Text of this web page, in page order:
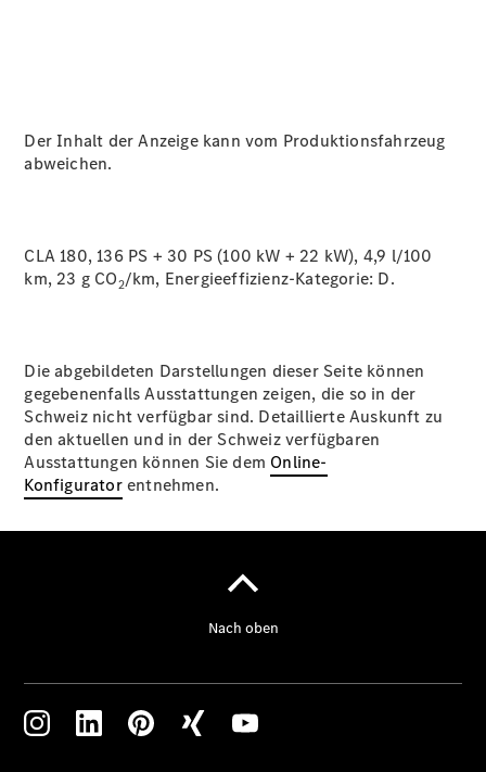
Der Inhalt der Anzeige kann vom Produktionsfahrzeug
abweichen.
CLA 180, 136 PS + 30 PS (100 kW + 22 kW), 4,9 l/100
km, 23 g CO2/km, Energieeffizienz-Kategorie: D.
Die abgebildeten Darstellungen dieser Seite können
gegebenenfalls Ausstattungen zeigen, die so in der
Schweiz nicht verfügbar sind. Detaillierte Auskunft zu
den aktuellen und in der Schweiz verfügbaren
Ausstattungen können Sie dem Online-
Konfiguratorentnehmen.